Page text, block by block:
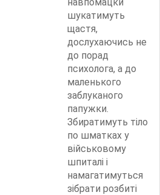
шукатимуть
щастя,
дослухаючись не
до порад
психолога, а до
маленького
заблуканого
папужки.
Збиратимуть тіло
по шматках у
військовому
шпиталі і
намагатимуться
зібрати розбиті